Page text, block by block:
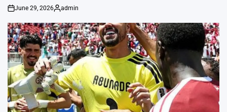
on
June 29, 2026
Posted
admin